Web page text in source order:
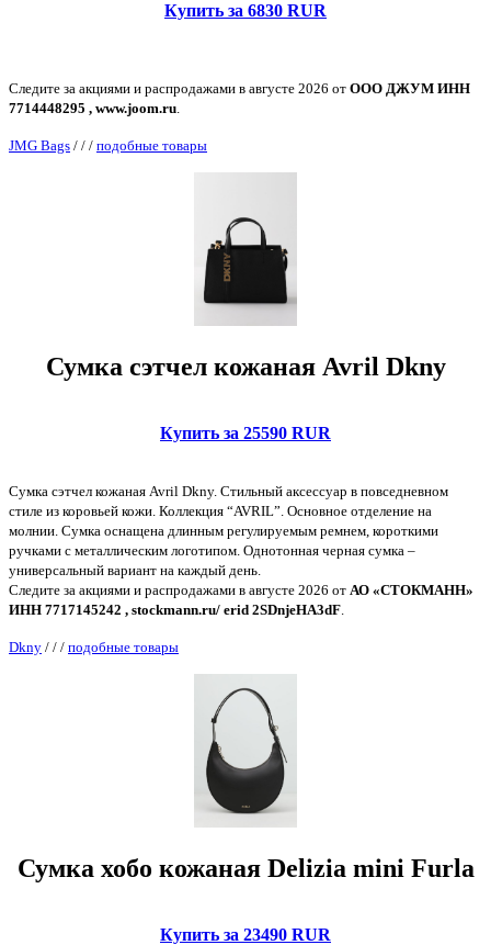
Купить за 6830 RUR
Следите за акциями и распродажами в августе 2026 от ООО ДЖУМ ИНН
7714448295 , www.joom.ru.
JMG Bags / / / подобные товары
Сумка сэтчел кожаная Avril Dkny
Купить за 25590 RUR
Сумка сэтчел кожаная Avril Dkny. Стильный аксессуар в повседневном
стиле из коровьей кожи. Коллекция “AVRIL”. Основное отделение на
молнии. Сумка оснащена длинным регулируемым ремнем, короткими
ручками с металлическим логотипом. Однотонная черная сумка –
универсальный вариант на каждый день.
Следите за акциями и распродажами в августе 2026 от АО «СТОКМАНН»
ИНН 7717145242 , stockmann.ru/ erid 2SDnjeHA3dF
Dkny / / / подобные товары
Сумка хобо кожаная Delizia mini Furla
Купить за 23490 RUR